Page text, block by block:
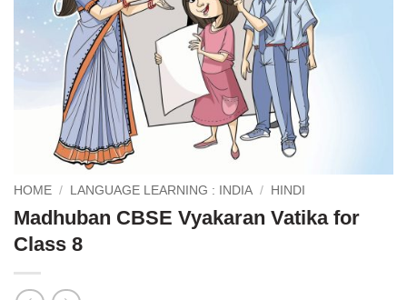
HOME / LANGUAGE LEARNING : INDIA / HINDI
Madhuban CBSE Vyakaran Vatika for
Class 8